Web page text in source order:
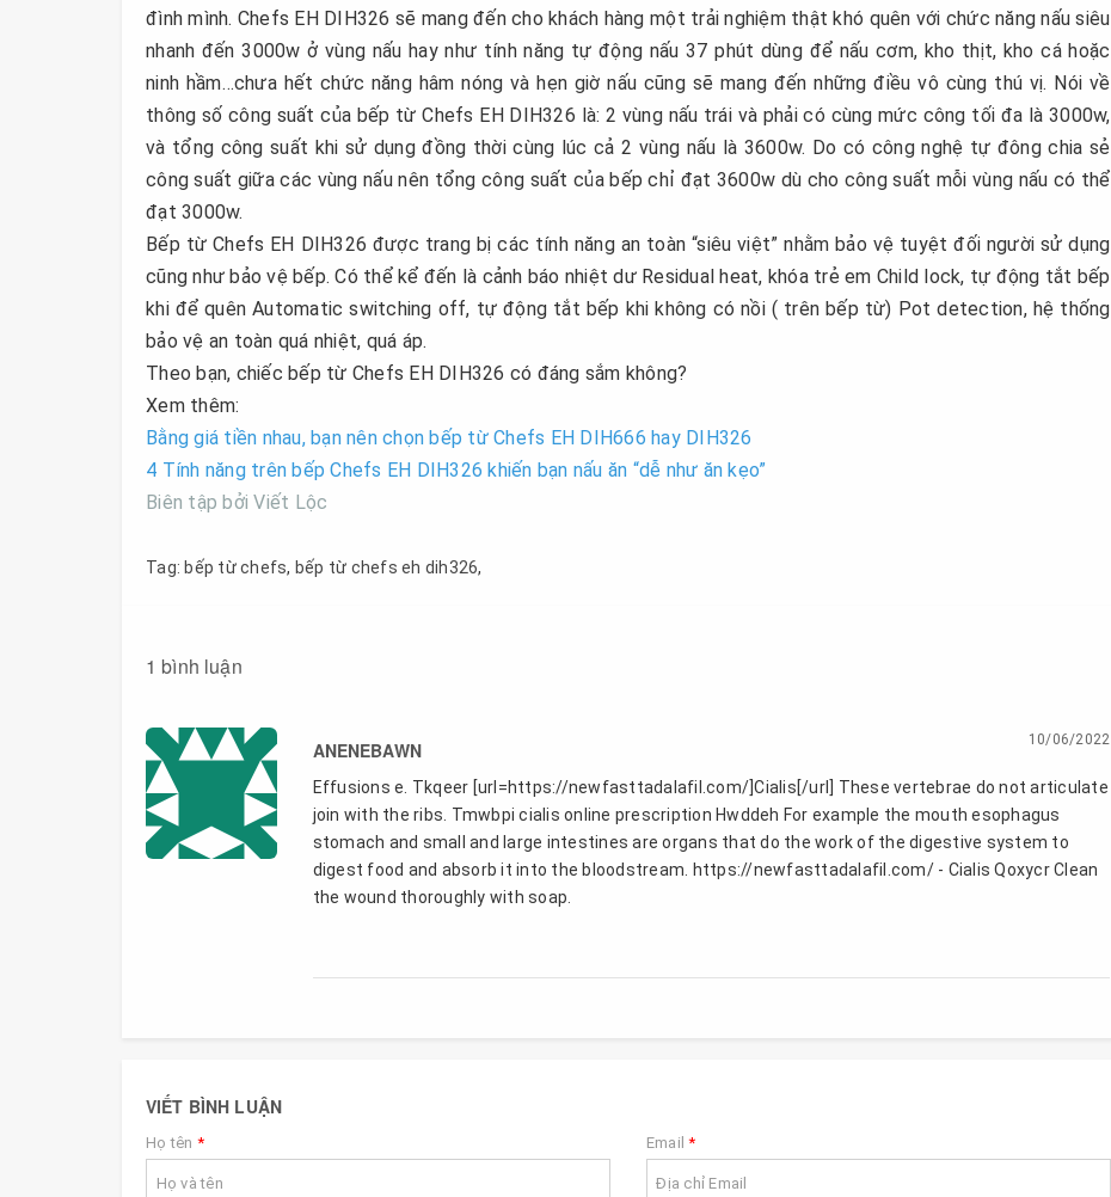
đình mình. Chefs EH DIH326 sẽ mang đến cho khách hàng một trải nghiệm thật khó quên với chức năng nấu siêu
nhanh đến 3000w ở vùng nấu hay như tính năng tự động nấu 37 phút dùng để nấu cơm, kho thịt, kho cá hoặc
ninh hầm…chưa hết chức năng hâm nóng và hẹn giờ nấu cũng sẽ mang đến những điều vô cùng thú vị. Nói về
thông số công suất của bếp từ Chefs EH DIH326 là: 2 vùng nấu trái và phải có cùng mức công tối đa là 3000w,
và tổng công suất khi sử dụng đồng thời cùng lúc cả 2 vùng nấu là 3600w. Do có công nghệ tự đông chia sẻ
công suất giữa các vùng nấu nên tổng công suất của bếp chỉ đạt 3600w dù cho công suất mỗi vùng nấu có thể
đạt 3000w.
Bếp từ Chefs EH DIH326 được trang bị các tính năng an toàn “siêu việt” nhằm bảo vệ tuyệt đối người sử dụng
cũng như bảo vệ bếp. Có thể kể đến là cảnh báo nhiệt dư Residual heat, khóa trẻ em Child lock, tự động tắt bếp
khi để quên Automatic switching off, tự động tắt bếp khi không có nồi ( trên bếp từ) Pot detection, hệ thống
bảo vệ an toàn quá nhiệt, quá áp.
Theo bạn, chiếc bếp từ Chefs EH DIH326 có đáng sắm không?
Xem thêm:
Bằng giá tiền nhau, bạn nên chọn bếp từ Chefs EH DIH666 hay DIH326
4 Tính năng trên bếp Chefs EH DIH326 khiến bạn nấu ăn “dễ như ăn kẹo”
Biên tập bởi Viết Lộc
Tag: bếp từ chefs, bếp từ chefs eh dih326,
1 bình luận
ANENEBAWN 10/06/2022
Effusions e. Tkqeer [url=https://newfasttadalafil.com/]Cialis[/url] These vertebrae do not articulate
join with the ribs. Tmwbpi cialis online prescription Hwddeh For example the mouth esophagus
stomach and small and large intestines are organs that do the work of the digestive system to
digest food and absorb it into the bloodstream. https://newfasttadalafil.com/ - Cialis Qoxycr Clean
the wound thoroughly with soap.
VIẾT BÌNH LUẬN
Họ tên * Email*